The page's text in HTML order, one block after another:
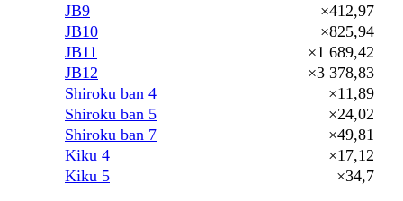
JB9
×412,97
JB10
×825,94
JB11
×1 689,42
JB12
×3 378,83
Shiroku ban 4
×11,89
Shiroku ban 5
×24,02
Shiroku ban 7
×49,81
Kiku 4
×17,12
Kiku 5
×34,7